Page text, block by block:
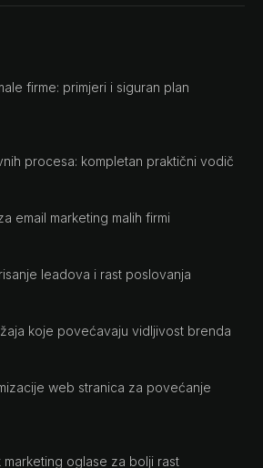
firme: primjeri i siguran plan
procesa: kompletan praktični vodič
email marketing malih firmi
leadova i rast poslovanja
koje povećavaju vidljivost brenda
web stranica za povećanje
oglase za bolji rast
CHAT ?
Sarajevo
10827 Berlin